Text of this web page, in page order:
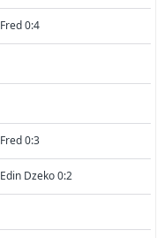
Fred 0:4
Fred 0:3
Edin Dzeko 0:2